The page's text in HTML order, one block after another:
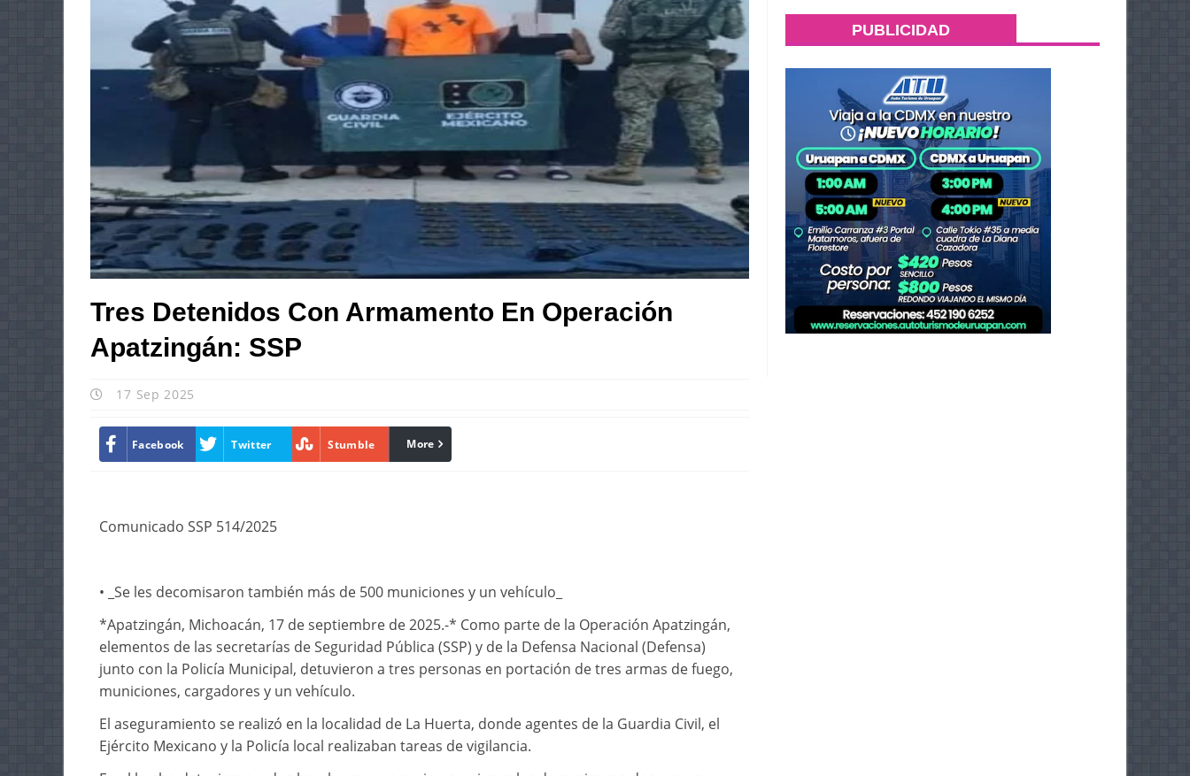
Tres Detenidos Con Armamento En Operación
Apatzingán: SSP
17 Sep 2025
Facebook Twitter Stumble linkedin
More
Comunicado SSP 514/2025
• _Se les decomisaron también más de 500 municiones y un vehículo_
*Apatzingán, Michoacán, 17 de septiembre de 2025.-* Como parte de la Operación Apatzingán,
elementos de las secretarías de Seguridad Pública (SSP) y de la Defensa Nacional (Defensa)
junto con la Policía Municipal, detuvieron a tres personas en portación de tres armas de fuego,
municiones, cargadores y un vehículo.
El aseguramiento se realizó en la localidad de La Huerta, donde agentes de la Guardia Civil, el
Ejército Mexicano y la Policía local realizaban tareas de vigilancia.
PUBLICIDAD